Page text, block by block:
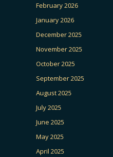
February 2026
January 2026
December 2025
November 2025
October 2025
September 2025
August 2025
July 2025
June 2025
May 2025
April 2025